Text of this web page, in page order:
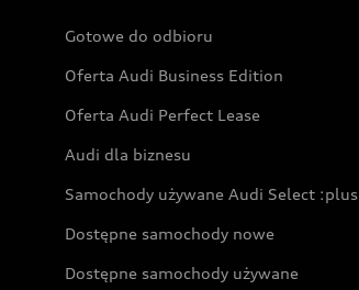
Gotowe do odbioru
Oferta Audi Business Edition
Oferta Audi Perfect Lease
Audi dla biznesu
Samochody używane Audi Select :plus
Dostępne samochody nowe
Dostępne samochody używane